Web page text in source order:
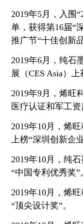
2019年5月，入围
单，获得第16届“
推广节“十佳创新品
2019年6月，纯石
展（CES Asia）上
2019年9月，烯旺
医疗认证和军工资
2019年10月，烯
上榜“深圳创新企
2019年10月，纯
“中国专利优秀奖”
2019年10月，烯
“顶尖设计奖”。